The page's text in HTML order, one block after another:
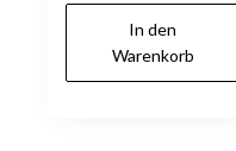
In den
Warenkorb